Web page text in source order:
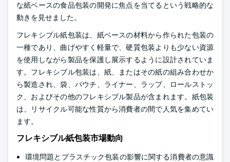
な紙ベースの食品包装の開発に焦点を当てるという戦略的な
動きを見せました。
フレキシブル紙包装は、紙ベースの材料から作られた包装の
一種であり、曲げやすく軽量で、硬質包装よりも少ない資源
を使用しながら製品を保護し展示するように設計されていま
す。フレキシブル包装は、紙、またはその紙の組み合わせか
ら製造され、袋、パウチ、ライナー、ラップ、ロールストッ
ク、およびその他のフレキシブル製品が含まれます。紙包装
は、リサイクル可能な性質から消費者の間で人気を集めてい
ます。
フレキシブル紙包装市場動向
環境問題とプラスチック包装の影響に関する消費者の意識